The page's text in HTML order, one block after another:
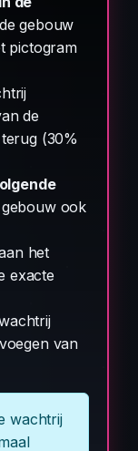
gebouw
pictogram
de
(30%
ook
het
exacte
van
wachtrij